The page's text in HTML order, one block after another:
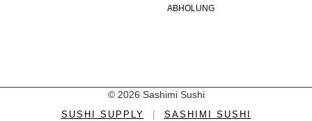
ABHOLUNG
© 2026 Sashimi Sushi
SUSHI SUPPLY SASHIMI SUSHI